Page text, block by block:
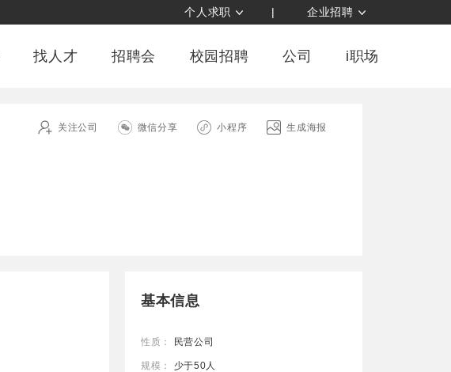
个人求职 | 企业招聘
找人才 招聘会 校园招聘 公司 i职场
关注公司 微信分享 小程序 生成海报
基本信息
性质： 民营公司
规模： 少于50人